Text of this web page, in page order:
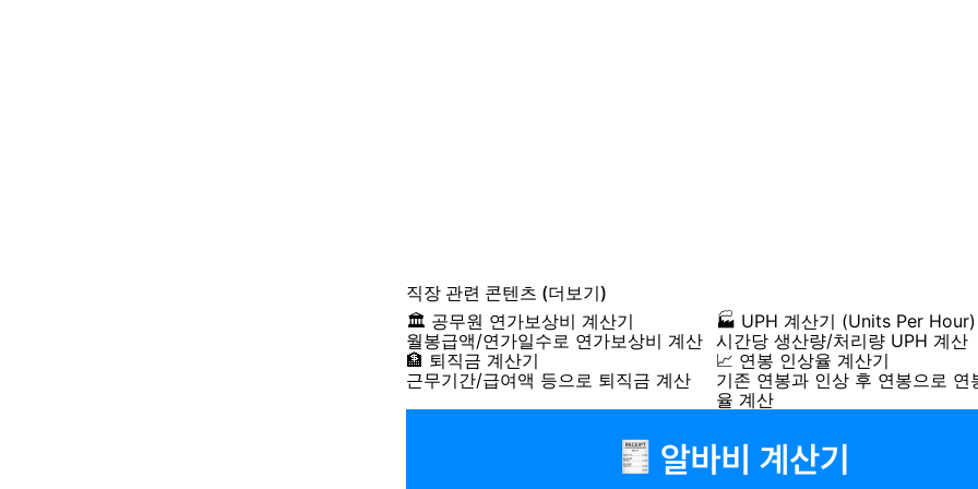
직장 관련 콘텐츠 (더보기)
🏛️ 공무원 연가보상비 계산기
월봉급액/연가일수로 연가보상비 계산
🏭 UPH 계산기 (Units Per Hour)
시간당 생산량/처리량 UPH 계산
🏦 퇴직금 계산기
근무기간/급여액 등으로 퇴직금 계산
📈 연봉 인상율 계산기
기존 연봉과 인상 후 연봉으로 연
율 계산